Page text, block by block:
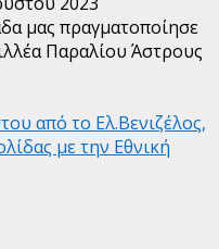
μας πραγματοποίησε
Παραλίου Άστρους
από το Ελ.Βενιζέλος,
με την Εθνική